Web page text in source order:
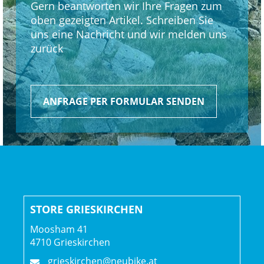
Schaltwerk hinten: Shimano XT M8100, langer Käfig
Kurbelsatz: Shimano XT M8120, 30 Z., 55 mm Kettenlinie,
170 mm Kurbelarmlänge
Shimano BB-MT501, BSA-Gewinde
Kassette: Shimano XT M8200, 10-51 Z., 12fach
Kette: Shimano Ultegra/XT M8100
Lenkervorbau: Bontrager Elite, 35 mm, 0 Grad, 45 mm
Lenkerband Griffe: Trek Line Elite, Schraubklemmung
Gern beantworten wir Ihre Fragen zum
oben gezeigten Artikel. Schreiben Sie
uns eine Nachricht und wir melden uns
zurück
ANFRAGE PER FORMULAR SENDEN
STORE GRIESKIRCHEN
Moosham 41
4710 Grieskirchen
grieskirchen@neubike.at